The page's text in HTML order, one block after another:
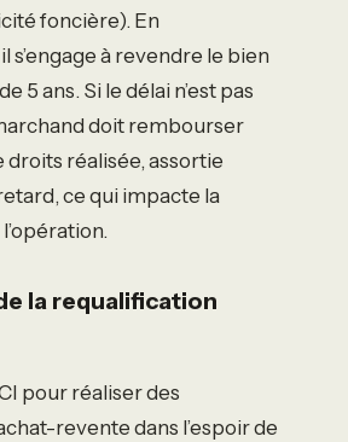
foncière). En
s’engage à revendre le bien
5 ans. Si le délai n’est pas
doit rembourser
droits réalisée, assortie
ce qui impacte la
la requalification
pour réaliser des
revente dans l’espoir de